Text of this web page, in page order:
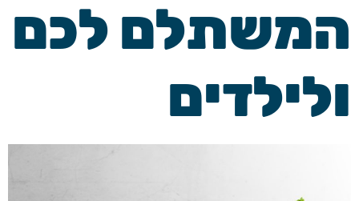
המשתלם לכם
ולילדים